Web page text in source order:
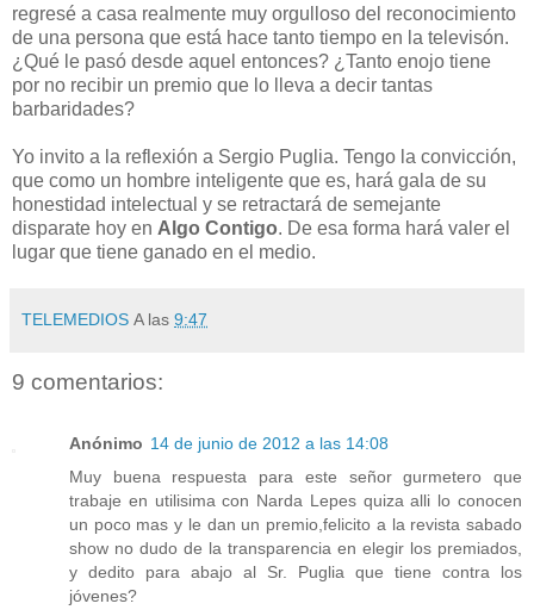
regresé a casa realmente muy orgulloso del reconocimiento
de una persona que está hace tanto tiempo en la televisón.
¿Qué le pasó desde aquel entonces? ¿Tanto enojo tiene
por no recibir un premio que lo lleva a decir tantas
barbaridades?
Yo invito a la reflexión a Sergio Puglia. Tengo la convicción,
que como un hombre inteligente que es, hará gala de su
honestidad intelectual y se retractará de semejante
disparate hoy en Algo Contigo. De esa forma hará valer el
lugar que tiene ganado en el medio.
TELEMEDIOS A las 9:47
9 comentarios:
Anónimo 14 de junio de 2012 a las 14:08
Muy buena respuesta para este señor gurmetero que
trabaje en utilisima con Narda Lepes quiza alli lo conocen
un poco mas y le dan un premio,felicito a la revista sabado
show no dudo de la transparencia en elegir los premiados,
y dedito para abajo al Sr. Puglia que tiene contra los
jóvenes?